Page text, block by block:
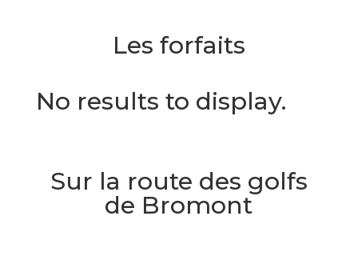
Les forfaits
No results to display.
Sur la route des golfs
de Bromont